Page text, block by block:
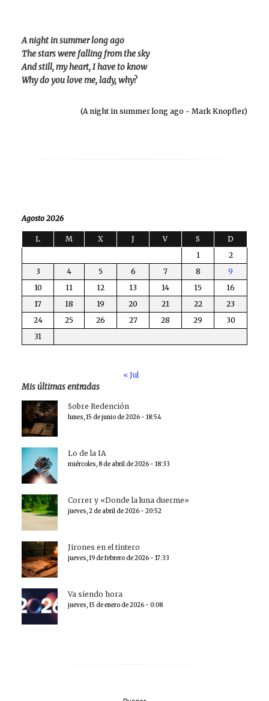
A night in summer long ago
The stars were falling from the sky
And still, my heart, I have to know
Why do you love me, lady, why?
(A night in summer long ago - Mark Knopfler)
Agosto 2026
L M X J V S
D
1
2
3
4 5 6 7 8
9
10
11 12 13 14 15
16
17
18 19 20 21 22
23
24
25 26 27 28 29
30
31
« Jul
Mis últimas entradas
Sobre Redención
lunes, 15 de junio de 2026 - 18:54
Lo de la IA
miércoles, 8 de abril de 2026 - 18:33
Correr y «Donde la luna duerme»
jueves, 2 de abril de 2026 - 20:52
Jirones en el tintero
jueves, 19 de febrero de 2026 - 17:33
Va siendo hora
jueves, 15 de enero de 2026 - 0:08